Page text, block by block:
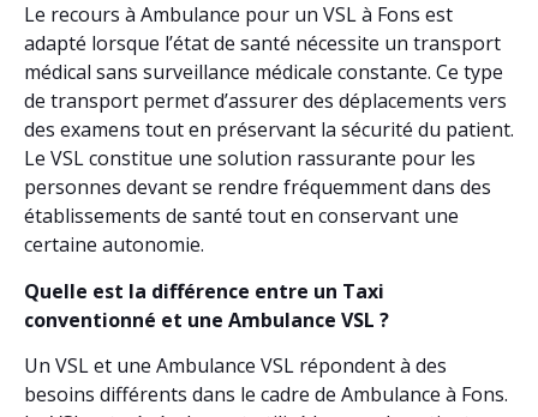
Le recours à Ambulance pour un VSL à Fons est
adapté lorsque l’état de santé nécessite un transport
médical sans surveillance médicale constante. Ce type
de transport permet d’assurer des déplacements vers
des examens tout en préservant la sécurité du patient.
Le VSL constitue une solution rassurante pour les
personnes devant se rendre fréquemment dans des
établissements de santé tout en conservant une
certaine autonomie.
Quelle est la différence entre un Taxi
conventionné et une Ambulance VSL ?
Un VSL et une Ambulance VSL répondent à des
besoins différents dans le cadre de Ambulance à Fons.